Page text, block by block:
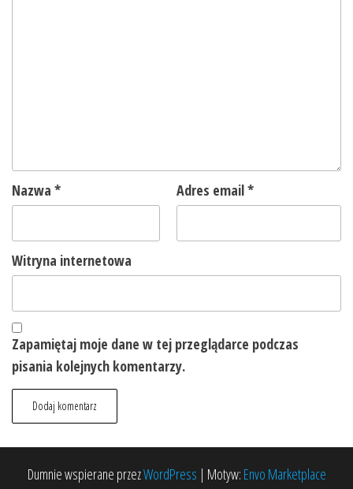
Nazwa * Adres email*
Witryna internetowa
Zapamiętaj moje dane w tej przeglądarce podczas
pisania kolejnych komentarzy.
Dumnie wspierane przezWordPress | Motyw: Envo Marketplace